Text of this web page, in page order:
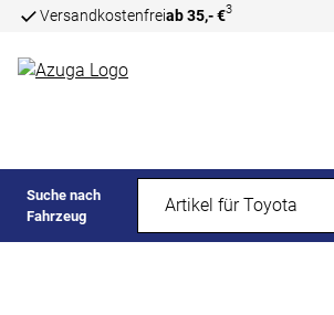
Versandkostenfreiab 35,- €3
Suche nach
Fahrzeug